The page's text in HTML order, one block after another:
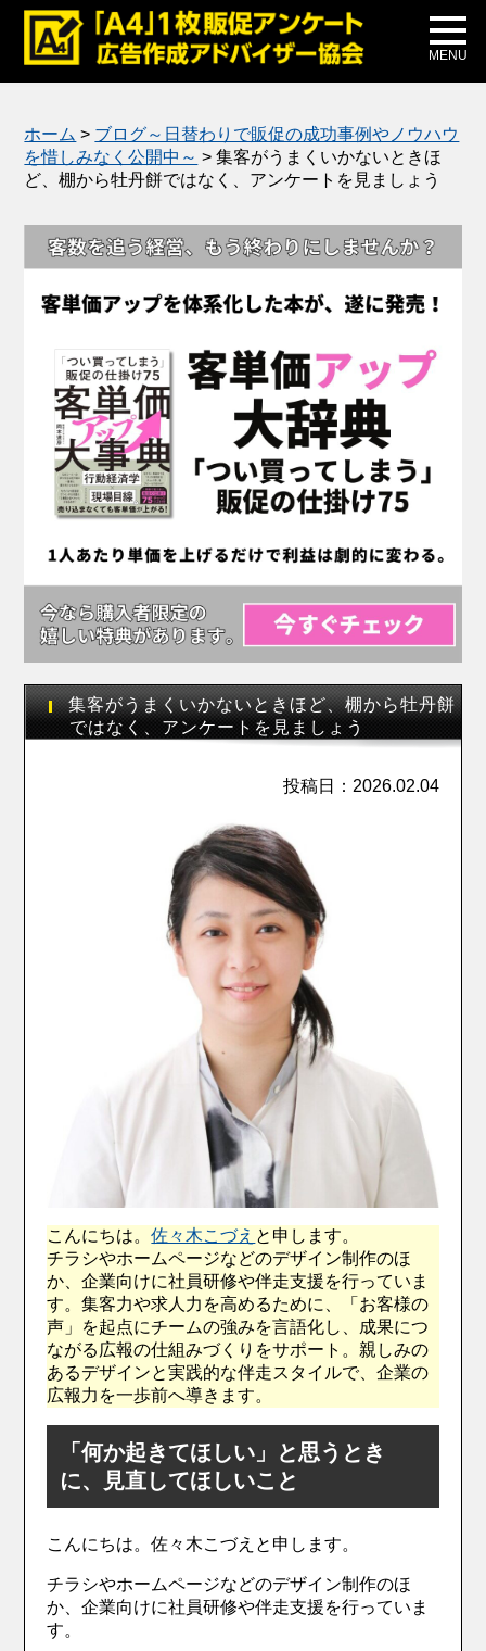
MENU
メディア掲載
公式ブログ
ホーム > ブログ～日替わりで販促の成功事例やノウハウ
を惜しみなく公開中～ >集客がうまくいかないときほ
ど、棚から牡丹餅ではなく、アンケートを見ましょう
集客がうまくいかないときほど、棚から牡丹餅
ではなく、アンケートを見ましょう
投稿日：2026.02.04
こんにちは。佐々木こづえ と申します。
チラシやホームページなどのデザイン制作のほ
か、企業向けに社員研修や伴走支援を行っていま
す。集客力や求人力を高めるために、「お客様の
声」を起点にチームの強みを言語化し、成果につ
ながる広報の仕組みづくりをサポート。親しみの
あるデザインと実践的な伴走スタイルで、企業の
広報力を一歩前へ導きます。
「何か起きてほしい」と思うとき
に、見直してほしいこと
こんにちは。佐々木こづえと申します。
チラシやホームページなどのデザイン制作のほ
か、企業向けに社員研修や伴走支援を行っていま
す。